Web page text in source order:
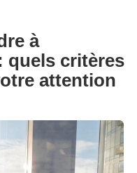
à
quels critères
attention